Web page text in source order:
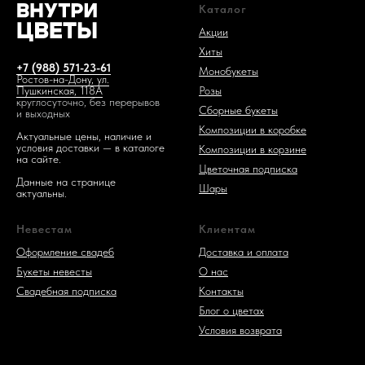
+7 (988) 571-23-61
Ростов-на-Дону, ул.
Пушкинская, 118А
круглосуточно, без перерывов
и выходных
Актуальные цены, наличие и
условия доставки — в каталоге
на сайте.
Данные на странице
актуальны.
Каталог
Акции
Хиты
Монобукеты
Розы
Сборные букеты
Композиции в коробке
Композиции в корзине
Цветочная подписка
Шары
Невестам
Оформление свадеб
Букеты невесты
Свадебная подписка
Клиентам
Доставка и оплата
О нас
Контакты
Блог о цветах
Условия возврата